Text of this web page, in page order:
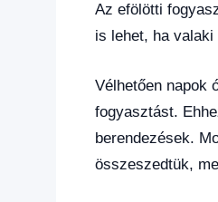
Az efölötti
is lehet, ha
Vélhetően napok
fogyasztást.
berendezések.
összeszedtük,